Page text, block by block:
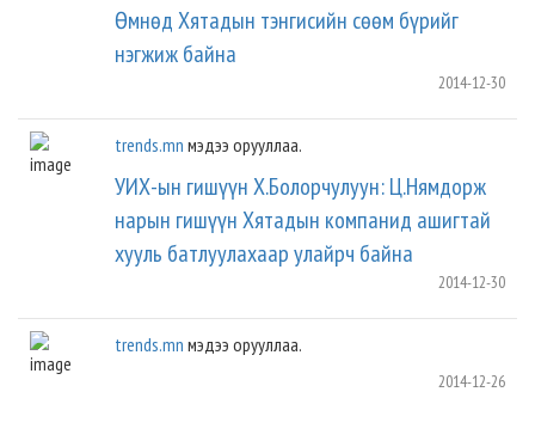
Өмнөд Хятадын тэнгисийн сөөм бүрийг
нэгжиж байна
2014-12-30
trends.mn мэдээ орууллаа.
УИХ-ын гишүүн Х.Болорчулуун: Ц.Нямдорж
нарын гишүүн Хятадын компанид ашигтай
хууль батлуулахаар улайрч байна
2014-12-30
trends.mn мэдээ орууллаа.
2014-12-26